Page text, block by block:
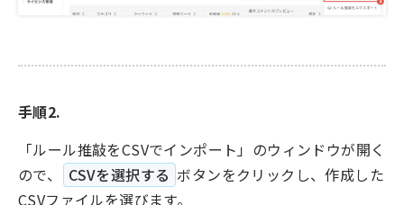
手順2.
「ルール推敲をCSVでインポート」のウィンドウが開く
ので、
CSVを選択する ボタンをクリックし、作成した
CSVファイルを選びます。